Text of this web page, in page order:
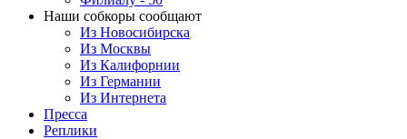
Наши собкоры сообщают
Из Новосибирска
Из Москвы
Из Калифорнии
Из Германии
Из Интернета
Пресса
Реплики